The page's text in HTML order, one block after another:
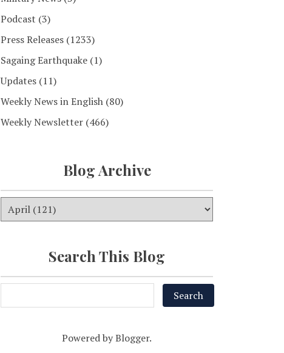
Podcast (3)
Press Releases (1233)
Sagaing Earthquake (1)
Updates (11)
Weekly News in English (80)
Weekly Newsletter (466)
Blog Archive
Search This Blog
Powered byBlogger.